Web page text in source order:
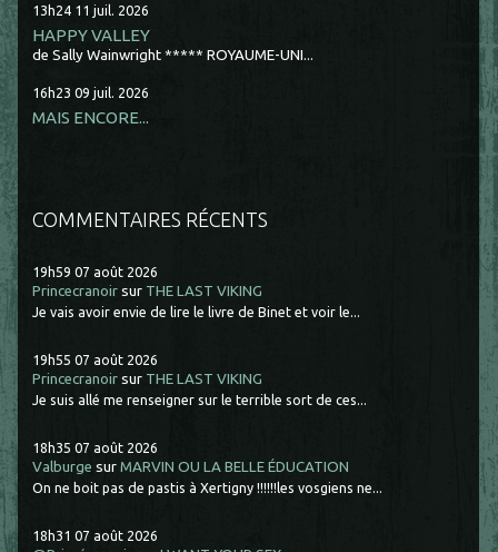
13h24 11 juil. 2026
HAPPY VALLEY
de Sally Wainwright ***** ROYAUME-UNI...
16h23 09 juil. 2026
MAIS ENCORE...
COMMENTAIRES RÉCENTS
19h59 07 août 2026
Princecranoir sur THE LAST VIKING
Je vais avoir envie de lire le livre de Binet et voir le...
19h55 07 août 2026
Princecranoir sur THE LAST VIKING
Je suis allé me renseigner sur le terrible sort de ces...
18h35 07 août 2026
Valburge surMARVIN OU LA BELLE ÉDUCATION
On ne boit pas de pastis à Xertigny !!!!!!les vosgiens ne...
18h31 07 août 2026